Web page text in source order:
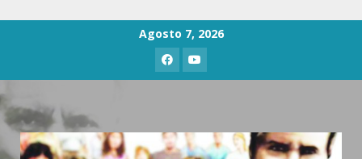
Agosto 7, 2026